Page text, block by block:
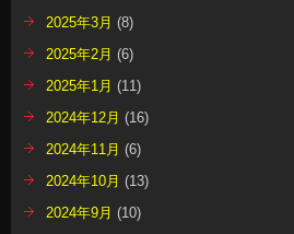
2025年3月 (8)
2025年2月 (6)
2025年1月 (11)
2024年12月 (16)
2024年11月 (6)
2024年10月 (13)
2024年9月 (10)